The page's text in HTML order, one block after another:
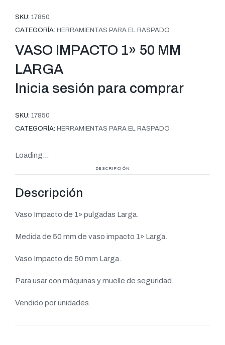
SKU: 17850
CATEGORÍA: HERRAMIENTAS PARA EL RASPADO
VASO IMPACTO 1» 50 MM
LARGA
Inicia sesión para comprar
SKU: 17850
CATEGORÍA: HERRAMIENTAS PARA EL RASPADO
Loading...
DESCRIPCIÓN
Descripción
Vaso Impacto de 1» pulgadas Larga.
Medida de 50 mm de vaso impacto 1» Larga.
Vaso Impacto de 50 mm Larga.
Para usar con máquinas y muelle de seguridad.
Vendido por unidades.